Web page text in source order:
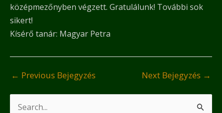
középmezőnyben végzett. Gratulálunk! További sok
sikert!
Kísérő tanár: Magyar Petra
← Previous Bejegyzés Next Bejegyzés →